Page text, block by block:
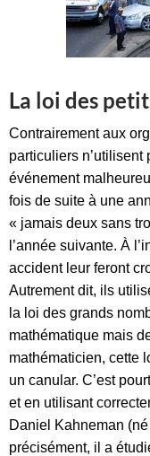
La loi des
Contrairement aux
particuliers
événement
fois de suite à une
« jamais deux sans
l’année suivante. À
accident leur feront
Autrement dit, ils
la loi des grands
mathématique mais
mathématicien, cette
un canular. C’est
et en utilisant
Daniel Kahneman
précisément, il a